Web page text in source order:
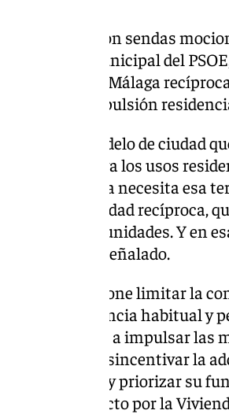
vivienda son sendas
el portavoz municipal del
hacia una Málaga
frente «a la expulsión
de que el «modelo de ciudad
especulativa los usos
«Málaga necesita esa
modelo de ciudad recíproca,
con oportunidades. Y en
ha señalado.
la moción propone limitar la
servir de residencia habitual y
competentes a impulsar las
para desincentivar la
especulativos y priorizar su
un gran Pacto por la